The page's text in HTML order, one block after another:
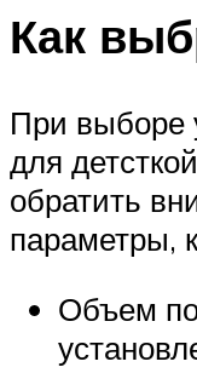
Как
При выборе
для
обратить
параметры,
Объем